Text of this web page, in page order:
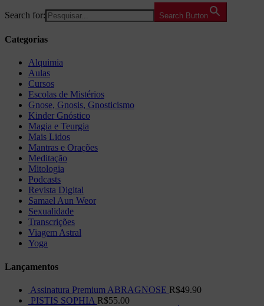
Search for: Search Button
Categorias
Alquimia
Aulas
Cursos
Escolas de Mistérios
Gnose, Gnosis, Gnosticismo
Kinder Gnóstico
Magia e Teurgia
Mais Lidos
Mantras e Orações
Meditação
Mitologia
Podcasts
Revista Digital
Samael Aun Weor
Sexualidade
Transcrições
Viagem Astral
Yoga
Lançamentos
Assinatura Premium ABRAGNOSE R$49.90
PISTIS SOPHIA R$55.00